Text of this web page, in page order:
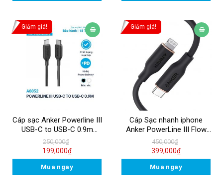
Giảm giá!
Cáp sạc Anker Powerline III
USB-C to USB-C 0.9m
A8852
250,000₫
199,000₫
Mua ngay
Giảm giá!
Cáp Sạc nhanh iphone
Anker PowerLine III Flow
USB-C with Lightning
Connector 0.9m – A8662
450,000₫
399,000₫
Mua ngay